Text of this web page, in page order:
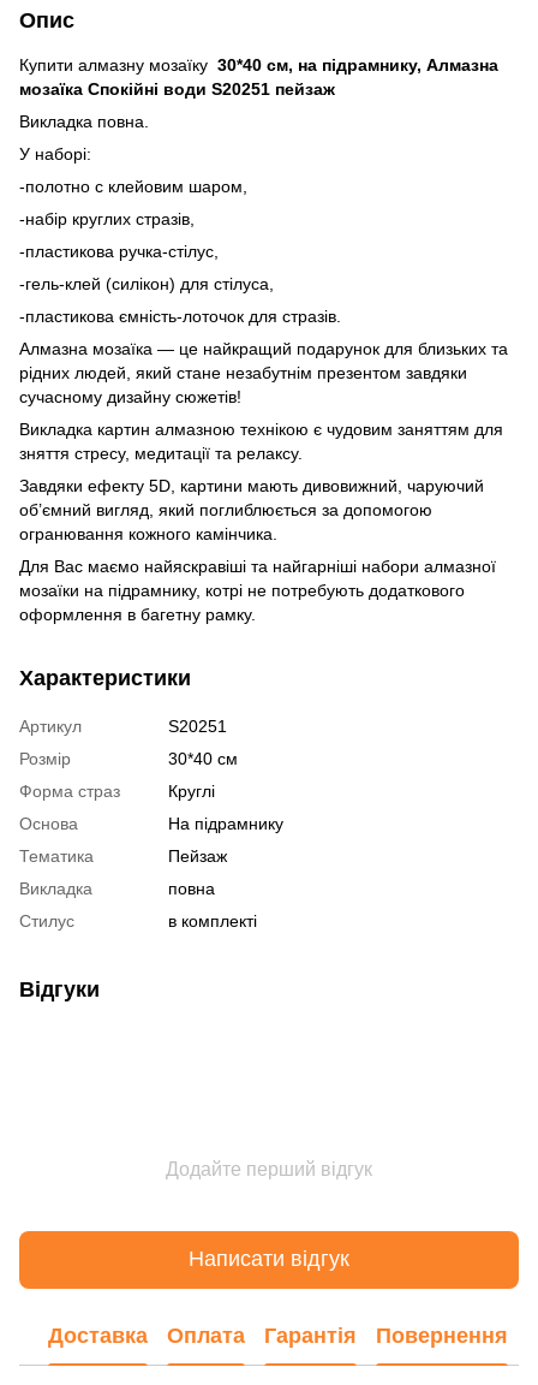
Опис
Купити алмазну мозаїку 30*40 см, на підрамнику, Алмазна
мозаїка Спокійні води S20251 пейзаж
Викладка повна.
У наборі:
-полотно с клейовим шаром,
-набір круглих стразів,
-пластикова ручка-стілус,
-гель-клей (силікон) для стілуса,
-пластикова ємність-лоточок для стразів.
Алмазна мозаїка — це найкращий подарунок для близьких та
рідних людей, який стане незабутнім презентом завдяки
сучасному дизайну сюжетів!
Викладка картин алмазною технікою є чудовим заняттям для
зняття стресу, медитації та релаксу.
Завдяки ефекту 5D, картини мають дивовижний, чаруючий
об’ємний вигляд, який поглиблюється за допомогою
огранювання кожного камінчика.
Для Вас маємо найяскравіші та найгарніші набори алмазної
мозаїки на підрамнику, котрі не потребують додаткового
оформлення в багетну рамку.
Характеристики
Артикул
S20251
Розмір
30*40 см
Форма страз
Круглі
Основа
На підрамнику
Тематика
Пейзаж
Викладка
повна
Стилус
в комплекті
Відгуки
Додайте перший відгук
Написати відгук
Доставка Оплата Гарантія Повернення